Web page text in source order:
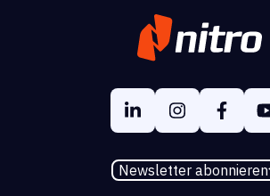
Newsletter abonnieren